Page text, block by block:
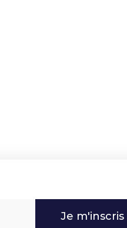
Je m'inscris